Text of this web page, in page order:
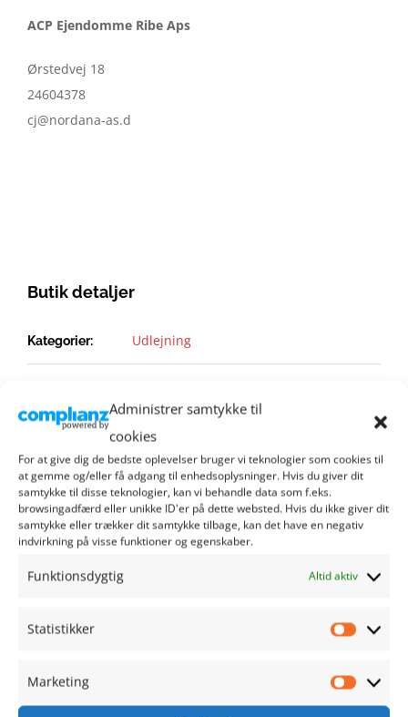
Administrer samtykke til
cookies
For at give dig de bedste oplevelser bruger vi teknologier som cookies til
at gemme og/eller få adgang til enhedsoplysninger. Hvis du giver dit
samtykke til disse teknologier, kan vi behandle data som f.eks.
browsingadfærd eller unikke ID'er på dette websted. Hvis du ikke giver dit
samtykke eller trækker dit samtykke tilbage, kan det have en negativ
indvirkning på visse funktioner og egenskaber.
Funktionsdygtig Altid aktiv
Statistikker
Marketing
ACP Ejendomme Ribe Aps
Ørstedvej 18
24604378
cj@nordana-as.d
Butik detaljer
Kategorier: Udlejning
RIBE HANDEL
Sct. Nicolaj Gade 1
Danmark
info@ribehandel.dk